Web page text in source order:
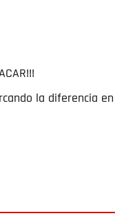
la diferencia